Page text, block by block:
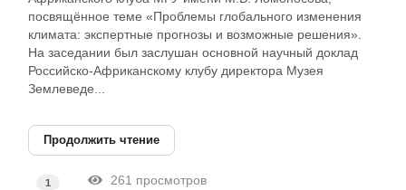
посвящённое теме «Проблемы глобального изменения
климата: экспертные прогнозы и возможные решения».
На заседании был заслушан основной научный доклад
Российско-Африканскому клубу директора Музея
Землеведе...
Продолжить чтение
1
261 просмотров